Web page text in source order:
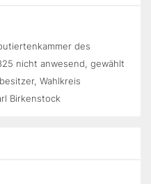
des
nicht anwesend, gewählt
Wahlkreis
Birkenstock